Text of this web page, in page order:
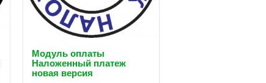
Модуль оплаты
Наложенный платеж
новая версия